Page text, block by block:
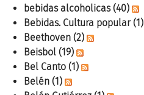
bebidas alcoholicas (40)
Bebidas. Cultura popular (1)
Beethoven (2)
Beisbol (19)
Bel Canto (1)
Belén (1)